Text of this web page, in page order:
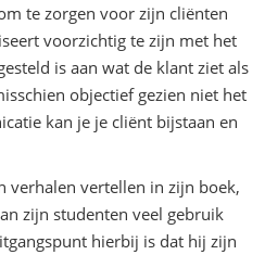
te zorgen voor zijn cliënten
voorzichtig te zijn met het
is aan wat de klant ziet als
objectief gezien niet het
kan je je cliënt bijstaan en
verhalen vertellen in zijn boek,
zijn studenten veel gebruik
hierbij is dat hij zijn